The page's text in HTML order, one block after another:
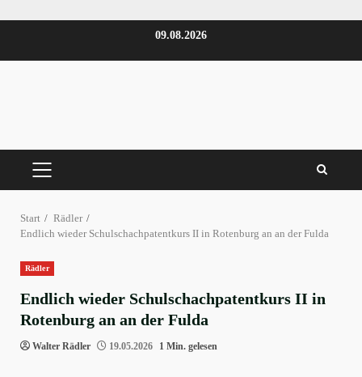
09.08.2026
PRIMÄRES
Start
Rädler
Endlich wieder Schulschachpatentkurs II in Rotenburg an an der Fulda
Rädler
Endlich wieder Schulschachpatentkurs II in
Rotenburg an an der Fulda
Walter Rädler 19.05.2026 1 Min. gelesen